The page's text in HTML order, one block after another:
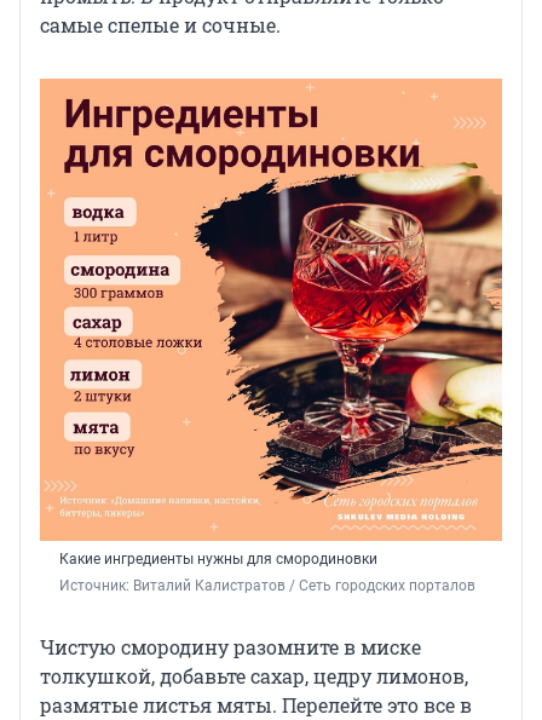
самые спелые и сочные.
Какие ингредиенты нужны для смородиновки
Источник: Виталий Калистратов / Сеть городских порталов
Чистую смородину разомните в миске
толкушкой, добавьте сахар, цедру лимонов,
размятые листья мяты. Перелейте это все в